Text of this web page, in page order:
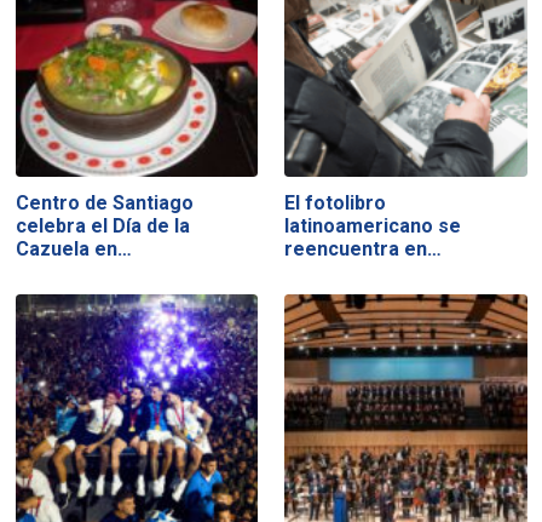
Centro de Santiago
celebra el Día de la
Cazuela en…
El fotolibro
latinoamericano se
reencuentra en…